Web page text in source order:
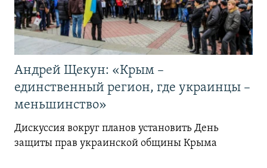
Андрей Щекун: «Крым –
единственный регион, где украинцы –
меньшинство»
Дискуссия вокруг планов установить День
защиты прав украинской общины Крыма